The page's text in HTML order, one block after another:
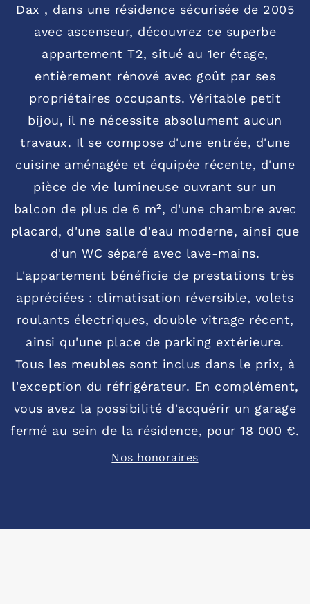
Dax , dans une résidence sécurisée de 2005
avec ascenseur, découvrez ce superbe
appartement T2, situé au 1er étage,
entièrement rénové avec goût par ses
propriétaires occupants. Véritable petit
bijou, il ne nécessite absolument aucun
travaux. Il se compose d'une entrée, d'une
cuisine aménagée et équipée récente, d'une
pièce de vie lumineuse ouvrant sur un
balcon de plus de 6 m², d'une chambre avec
placard, d'une salle d'eau moderne, ainsi que
d'un WC séparé avec lave-mains.
L'appartement bénéficie de prestations très
appréciées : climatisation réversible, volets
roulants électriques, double vitrage récent,
ainsi qu'une place de parking extérieure.
Tous les meubles sont inclus dans le prix, à
l'exception du réfrigérateur. En complément,
vous avez la possibilité d'acquérir un garage
fermé au sein de la résidence, pour 18 000 €.
Nos honoraires